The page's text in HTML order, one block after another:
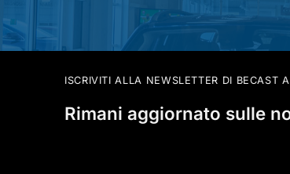
ISCRIVITI ALLA NEWSLETTER DI BECAST
Rimani aggiornato sulle